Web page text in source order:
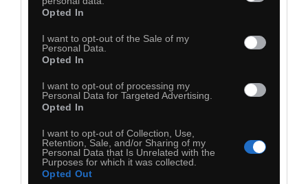
Opted In
I want to opt-out of the Sale of my
Personal Data.
Opted In
I want to opt-out of processing my
Personal Data for Targeted Advertising.
Opted In
I want to opt-out of Collection, Use,
Retention, Sale, and/or Sharing of my
Personal Data that Is Unrelated with the
Purposes for which it was collected.
Opted Out